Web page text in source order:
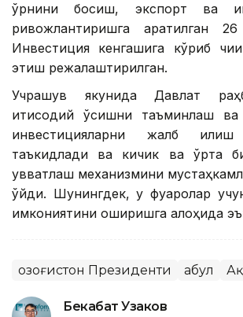
ўрнини босиш, экспорт ва
ривожлантиришга қаратилган
Инвестиция кенгашига кўриб
этиш режалаштирилган.
Учрашув якунида Давлат
иқтисодий ўсишни таъминлаш ва
инвестицияларни жалб қилиш
таъкидлади ва кичик ва ўрта
қувватлаш механизмини
қўйди. Шунингдек, у фуқаролар
имкониятини оширишга алоҳида
Қозоғистон Президенти Қабул
Бекабат Узаков